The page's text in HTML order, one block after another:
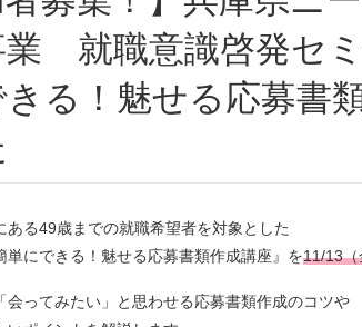
業 就職意識啓発セ
きる！魅せる応募
ある49歳までの就職希望者を対象とした
単にできる！魅せる応募書類作成講座』を11/13（
会ってみたい」と思わせる応募書類作成のコツや